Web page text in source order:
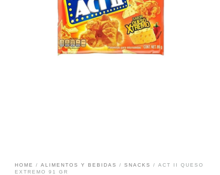
HOME / ALIMENTOS Y BEBIDAS / SNACKS
/ ACT II QUESO
EXTREMO 91 GR